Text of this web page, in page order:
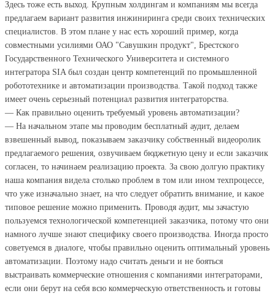
Здесь тоже есть выход. Крупным холдингам и компаниям мы всегда
предлагаем вариант развития инжиниринга среди своих технических
специалистов. В этом плане у нас есть хороший пример, когда
совместными усилиями ОАО "Савушкин продукт", Брестского
Государственного Технического Университета и системного
интегратора SIA был создан центр компетенций по промышленной
робототехнике и автоматизации производства. Такой подход также
имеет очень серьезный потенциал развития интеграторства.
— Как правильно оценить требуемый уровень автоматизации?
— На начальном этапе мы проводим бесплатный аудит, делаем
взвешенный вывод, показываем заказчику собственный видеоролик
предлагаемого решения, озвучиваем бюджетную цену и если заказчик
согласен, то начинаем реализацию проекта. За свою долгую практику
наша компания видела столько проблем в том или ином техпроцессе,
что уже изначально знает, на что следует обратить внимание, и какое
типовое решение можно применить. Проводя аудит, мы зачастую
пользуемся технологической компетенцией заказчика, потому что они
намного лучше знают специфику своего производства. Иногда просто
советуемся в диалоге, чтобы правильно оценить оптимальный уровень
автоматизации. Поэтому надо считать деньги и не бояться
выстраивать коммерческие отношения с компаниями интеграторами,
если они берут на себя всю коммерческую ответственность и готовы